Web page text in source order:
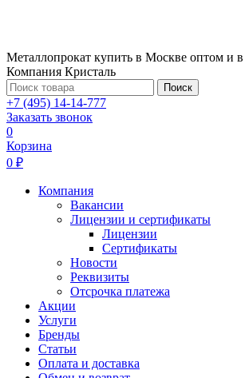
Металлопрокат купить в Москве оптом и в
Компания Кристаль
Поиск
+7 (495) 14-14-777
Заказать звонок
0
Корзина
0 ₽
Компания
Вакансии
Лицензии и сертификаты
Лицензии
Сертификаты
Новости
Реквизиты
Отсрочка платежа
Акции
Услуги
Бренды
Статьи
Оплата и доставка